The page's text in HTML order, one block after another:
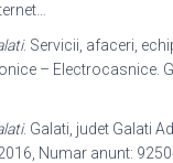
. Servicii, afaceri,
– Electrocasnice.
. Galati, judet Galati
Numar anunt: